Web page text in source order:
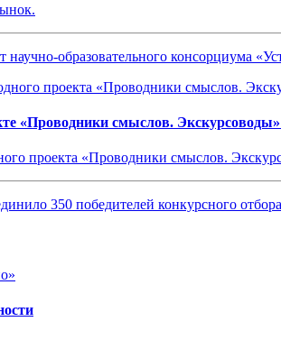
образовательного консорциума
«Проводники смыслов.
проекта «Проводники смыслов.
350 победителей конкурсного